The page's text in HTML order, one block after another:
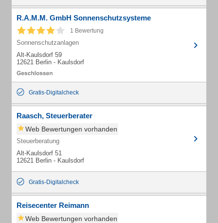
R.A.M.M. GmbH Sonnenschutzsysteme
1 Bewertung
Sonnenschutzanlagen
Alt-Kaulsdorf 59
12621 Berlin - Kaulsdorf
Gratis-Digitalcheck
Raasch, Steuerberater
Web Bewertungen vorhanden
Steuerberatung
Alt-Kaulsdorf 51
12621 Berlin - Kaulsdorf
Gratis-Digitalcheck
Reisecenter Reimann
Web Bewertungen vorhanden